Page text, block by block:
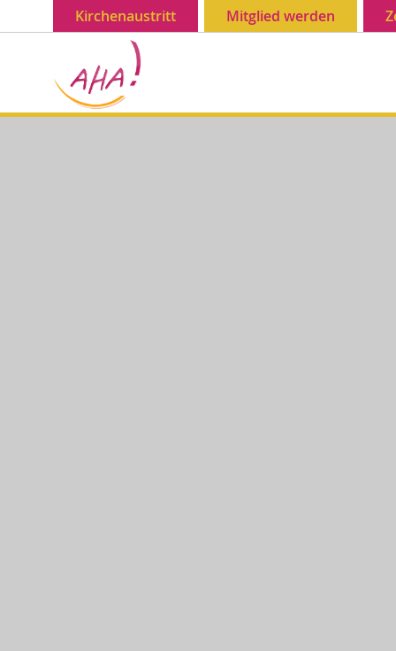
Kirchenaustritt Mitglied werden